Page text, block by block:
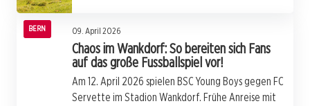
BERN 09. April 2026
Chaos im Wankdorf: So bereiten sich Fans
auf das große Fussballspiel vor!
Am 12. April 2026 spielen BSC Young Boys gegen FC
Servette im Stadion Wankdorf. Frühe Anreise mit